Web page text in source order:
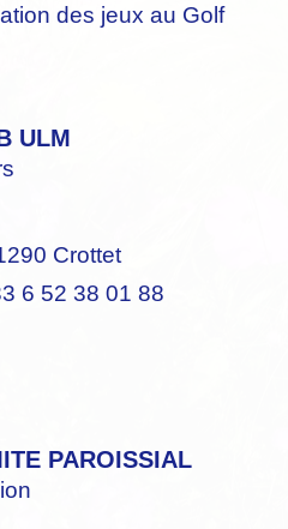
des jeux au Golf
ULM
Crottet
6 52 38 01 88
PAROISSIAL